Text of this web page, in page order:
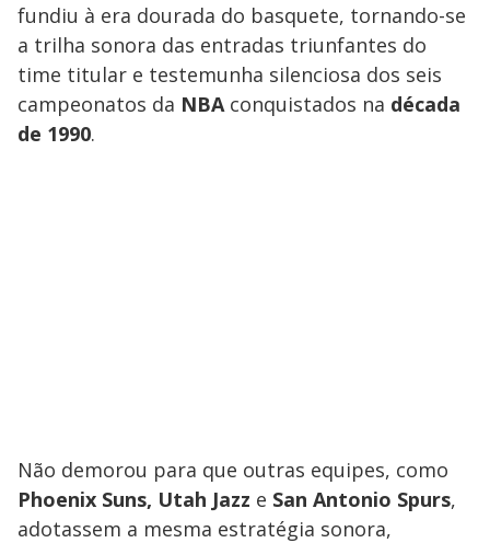
fundiu à era dourada do basquete, tornando-se
a trilha sonora das entradas triunfantes do
time titular e testemunha silenciosa dos seis
campeonatos da NBAconquistados na década
de 1990.
Não demorou para que outras equipes, como
Phoenix Suns, Utah Jazz e San Antonio Spurs,
adotassem a mesma estratégia sonora,